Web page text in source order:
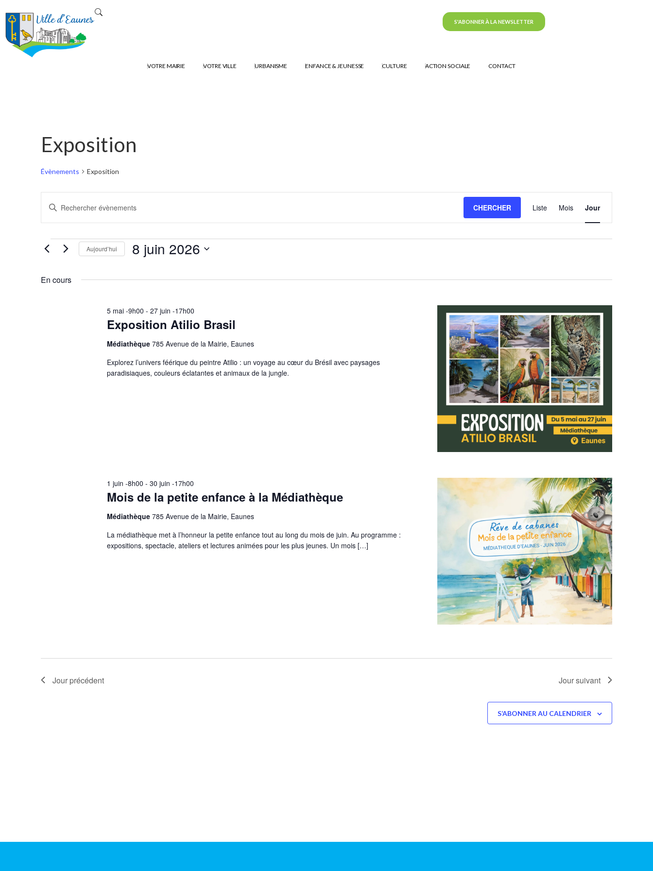
VOTRE MAIRIE VOTRE VILLE URBANISME ENFANCE & JEUNESSE CULTURE ACTION SOCIALE CONTACT
S'ABONNER À LA NEWSLETTER
Exposition
Évènements Exposition
Recherche
et
de
Évènements
mot-
Rechercher
mot-
clé.
CHERCHER
de
Liste Mois Jour
Aujourd’hui 8 juin 2026
En cours
Exposition Atilio Brasil
5 mai -9h00 - 27 juin -17h00
Médiathèque 785 Avenue de la Mairie, Eaunes
Explorez l’univers féérique du peintre Atilio : un voyage au cœur du Brésil avec paysages
paradisiaques, couleurs éclatantes et animaux de la jungle.
Mois de la petite enfance à la Médiathèque
1 juin -8h00 - 30 juin -17h00
Médiathèque 785 Avenue de la Mairie, Eaunes
La médiathèque met à l’honneur la petite enfance tout au long du mois de juin. Au programme :
expositions, spectacle, ateliers et lectures animées pour les plus jeunes. Un mois […]
Jour précédent Jour suivant
S’ABONNER AU CALENDRIER